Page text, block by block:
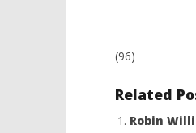
(96)
Related
Robin